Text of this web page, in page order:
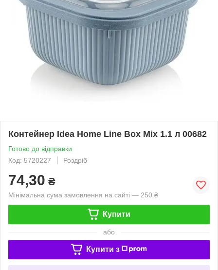
Контейнер Idea Home Line Box Mix 1.1 л 00682
Готово до відправки
Код: 5720227
Роздріб
74,30 ₴
Мінімальна сума замовлення на сайті — 250 ₴
Купити
або
Купити з